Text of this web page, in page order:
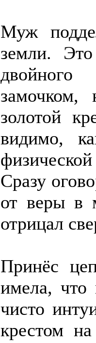
Муж
земли.
золотой
видимо,
Сразу
от веры в
отрицал
Принёс
имела, что
чисто
крестом